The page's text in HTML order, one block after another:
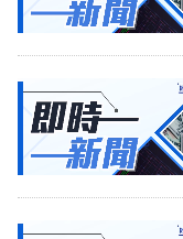
理
業
科
技